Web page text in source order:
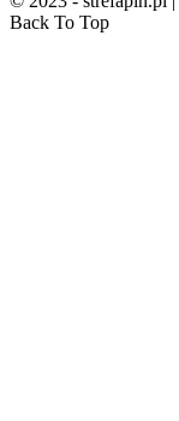
Back To Top